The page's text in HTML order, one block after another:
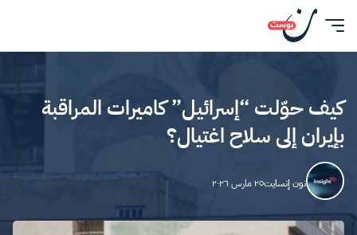
كيف حوّلت “إسرائيل” كاميرات المراقبة
بإيران إلى سلاح اغتيال؟
نون إنسايت٢٥ مارس ٢٠٢٦